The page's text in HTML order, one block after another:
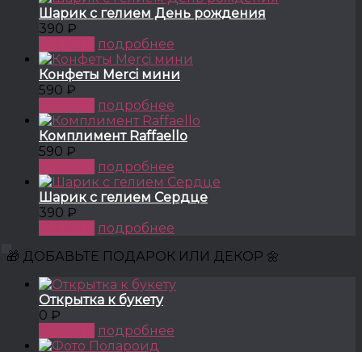
Шарик с гелием День рождения
390 ₽
подробнее
Конфеты Merci мини
590 ₽
подробнее
Комплимент Raffaello
590 ₽
подробнее
Шарик с гелием Сердце
390 ₽
подробнее
🎁 ДОБАВЬТЕ ПОДАРОК ИЛИ ДЕКОР 🌼
Открытка к букету
0 ₽
подробнее